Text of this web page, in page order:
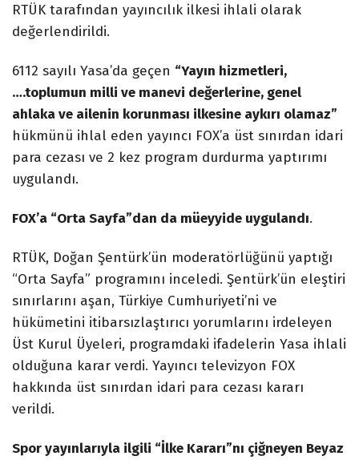
RTÜK tarafından yayıncılık ilkesi ihlali olarak
değerlendirildi.
6112 sayılı Yasa’da geçen “Yayın hizmetleri,
….toplumun milli ve manevi değerlerine, genel
ahlaka ve ailenin korunması ilkesine aykırı olamaz”
hükmünü ihlal eden yayıncı FOX’a üst sınırdan idari
para cezası ve 2 kez program durdurma yaptırımı
uygulandı.
FOX’a “Orta Sayfa”dan da müeyyide uygulandı.
RTÜK, Doğan Şentürk’ün moderatörlüğünü yaptığı
“Orta Sayfa” programını inceledi. Şentürk’ün eleştiri
sınırlarını aşan, Türkiye Cumhuriyeti’ni ve
hükümetini itibarsızlaştırıcı yorumlarını irdeleyen
Üst Kurul Üyeleri, programdaki ifadelerin Yasa ihlali
olduğuna karar verdi. Yayıncı televizyon FOX
hakkında üst sınırdan idari para cezası kararı
verildi.
Spor yayınlarıyla ilgili “İlke Kararı”nı çiğneyen Beyaz